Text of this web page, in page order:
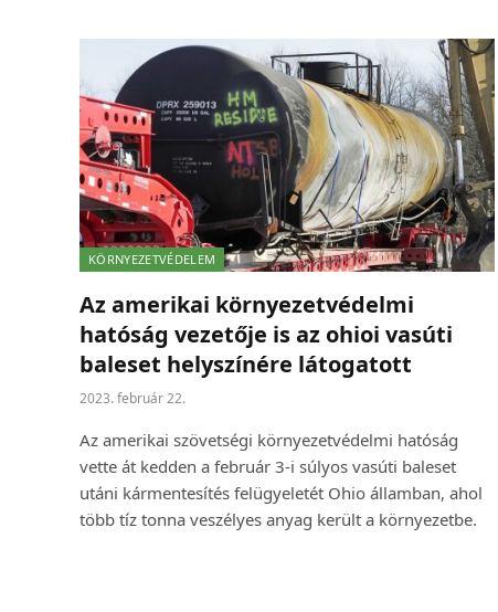
KÖRNYEZETVÉDELEM
Az amerikai környezetvédelmi
hatóság vezetője is az ohioi vasúti
baleset helyszínére látogatott
2023. február 22.
Az amerikai szövetségi környezetvédelmi hatóság
vette át kedden a február 3-i súlyos vasúti baleset
utáni kármentesítés felügyeletét Ohio államban, ahol
több tíz tonna veszélyes anyag került a környezetbe.